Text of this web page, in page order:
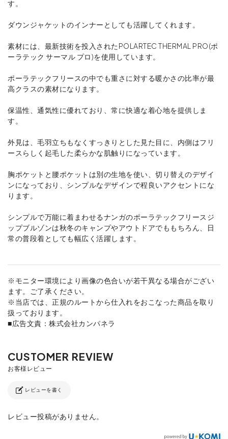
す。
ダウンジャケットのインナーとしても活躍してくれます。
素材には、最新技術を投入されたPOLARTEC THERMAL PRO(ポ
ーラテック サーマル プロ)を使用しています。
ポーラテックフリースの中でも重さに対する暖かさの比率が最
高クラスの素材になります。
保温性、通気性に優れており、常に快適な着心地を提供しま
す。
外見は、毛羽立ちもなくすっきりとした見た目に、内側はフリ
ースらしく起毛した柔らかな肌触りになっています。
胸ポケットと腰ポケットは別の生地を使い、切り替えのデザイ
ンになっており、シンプルなデザインで程良いアクセントにな
ります。
シンプルで万能に着まわせるナンガのポーラテックフリースジ
ップブルゾンは秋冬のキャンプやアウトドアでももちろん、日
常の普段着としても幅広く活躍します。
※モニター環境により画像の色合いが若干異なる場合がござい
ます。ご了承ください。
※当店では、正規のルートから仕入れをおこなった商品を取り
扱っております。
■広告文責：株式会社カンパネラ
レビューを書く
レビュー投稿がありません。